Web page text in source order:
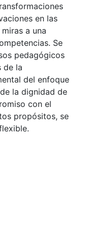
en las
a una
Se
pedagógicos
de la
del enfoque
la dignidad de
con el
propósitos, se